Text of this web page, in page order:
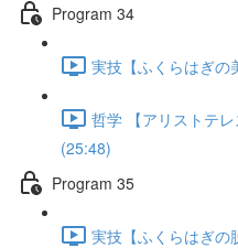
Program 34
実技【ふくらはぎの
哲学 【アリストテレ
(25:48)
Program 35
実技【ふくらはぎの